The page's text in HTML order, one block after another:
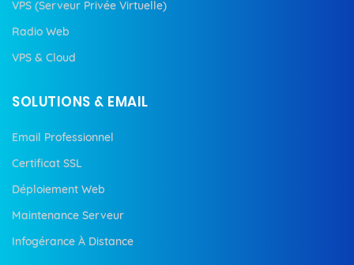
VPS (Serveur Privée Virtuelle)
Radio Web
VPS & Cloud
SOLUTIONS & EMAIL
Email Professionnel
Certificat SSL
Déploiement Web
Maintenance Serveur
Infogérance À Distance